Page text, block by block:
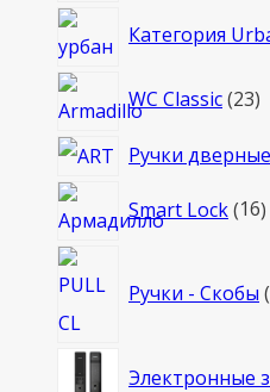
Категория
WC Classic 2323
Ручки
Smart Lock 1616
Ручки - Скобы
Электронные